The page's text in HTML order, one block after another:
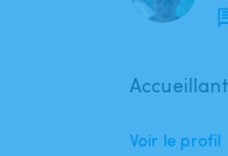
Voir le profil